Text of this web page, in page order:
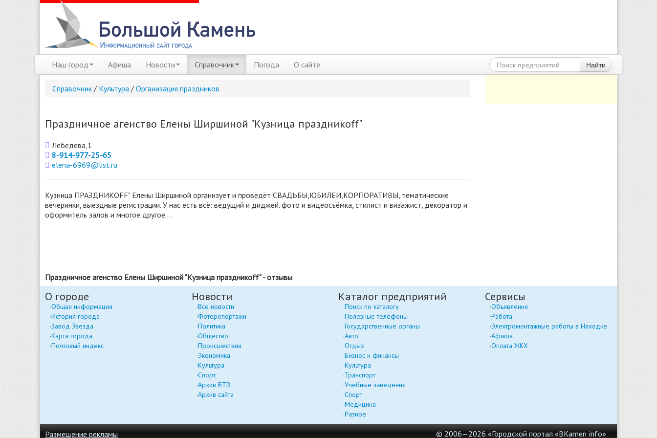
Наш город Афиша Новости Справочник Погода О сайте Найти
Справочник / Культура / Организация праздников
Праздничное агенство Елены Ширшиной "Кузница праздникоff"
Лебедева,1
8-914-977-25-65
elena-6969@list.ru
Кузница ПРАЗДНИКОFF" Елены Ширшиной организует и проведёт СВАДЬБЫ,ЮБИЛЕИ,КОРПОРАТИВЫ, тематические
вечеринки, выездные регистрации. У нас есть всё: ведущий и диджей. фото и видеосъёмка, стилист и визажист, декоратор и
оформитель залов и многое другое....
Праздничное агенство Елены Ширшиной "Кузница праздникоff" - отзывы
О городе
Общая информация
История города
Завод Звезда
Карта города
Почтовый индекс
Новости
Все новости
Фоторепортажи
Политика
Общество
Происшествия
Экономика
Культура
Спорт
Архив БТВ
Архив сайта
Каталог предприятий
Поиск по каталогу
Полезные телефоны
Государственные органы
Авто
Отдых
Бизнес и финансы
Культура
Транспорт
Учебные заведения
Спорт
Медицина
Разное
Сервисы
Объявления
Работа
Электромонтажные работы в Находке
Афиша
Оплата ЖКХ
Размещение рекламы © 2006—2026 «Городской портал «BKamen info»